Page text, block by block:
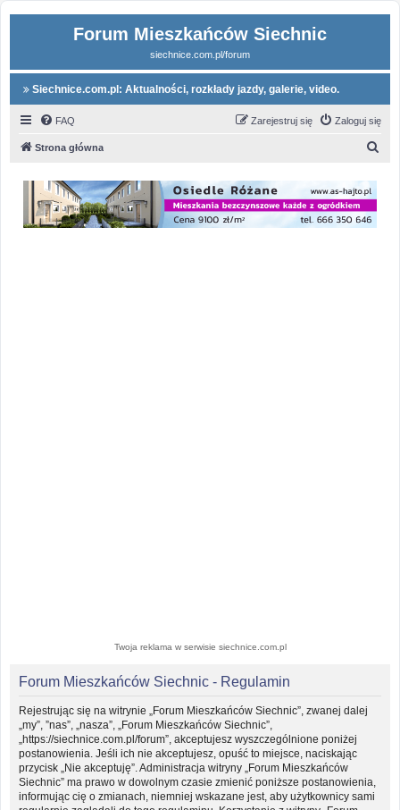
Forum Mieszkańców Siechnic
siechnice.com.pl/forum
Siechnice.com.pl: Aktualności, rozkłady jazdy, galerie, video.
FAQ Zaloguj się
Zarejestruj się
Strona główna
Twoja reklama w serwisie siechnice.com.pl
Forum Mieszkańców Siechnic - Regulamin
Rejestrując się na witrynie „Forum Mieszkańców Siechnic”, zwanej dalej
„my”, ”nas”, „nasza”, „Forum Mieszkańców Siechnic”,
„https://siechnice.com.pl/forum”, akceptujesz wyszczególnione poniżej
postanowienia. Jeśli ich nie akceptujesz, opuść to miejsce, naciskając
przycisk „Nie akceptuję”. Administracja witryny „Forum Mieszkańców
Siechnic” ma prawo w dowolnym czasie zmienić poniższe postanowienia,
informując cię o zmianach, niemniej wskazane jest, aby użytkownicy sami